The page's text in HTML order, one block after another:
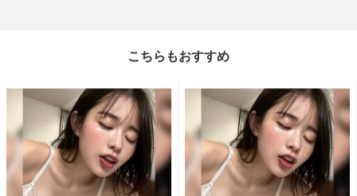
こちらもおすすめ